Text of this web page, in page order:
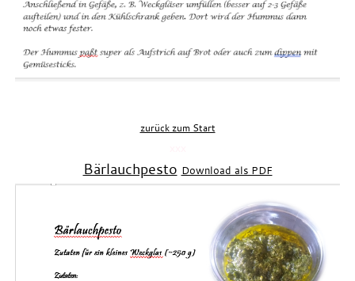
zurück zum Start
Bärlauchpesto Download als PDF